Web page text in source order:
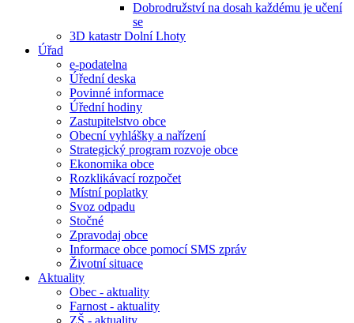
Dobrodružství na dosah každému je učení
se
3D katastr Dolní Lhoty
Úřad
e-podatelna
Úřední deska
Povinné informace
Úřední hodiny
Zastupitelstvo obce
Obecní vyhlášky a nařízení
Strategický program rozvoje obce
Ekonomika obce
Rozklikávací rozpočet
Místní poplatky
Svoz odpadu
Stočné
Zpravodaj obce
Informace obce pomocí SMS zpráv
Životní situace
Aktuality
Obec - aktuality
Farnost - aktuality
ZŠ - aktuality